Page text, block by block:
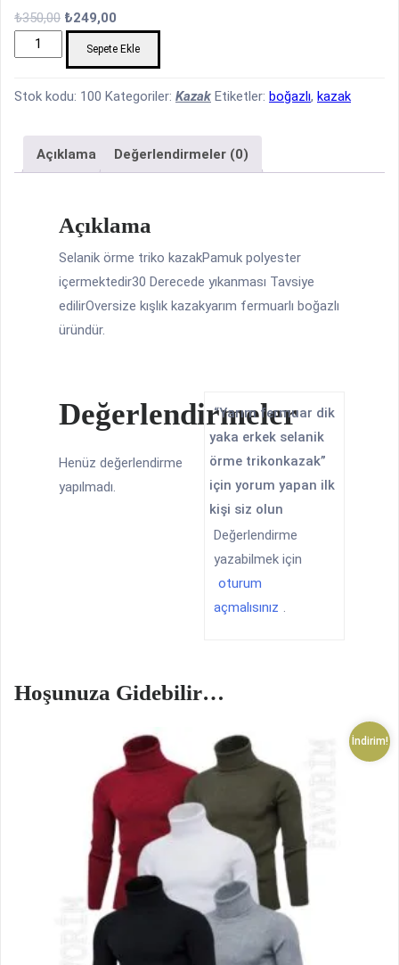
₺350,00 Orijinal
fiyat:
₺350,00.
₺249,00
andaki
fiyat:
₺249,00.
Yarım
dik
erkek
selanik
Sepete Ekle
Stok kodu: 100 Kategoriler: Kazak Etiketler: boğazlı, kazak
Açıklama Değerlendirmeler (0)
Açıklama
Selanik örme triko kazakPamuk polyester
içermektedir30 Derecede yıkanması Tavsiye
edilirOversize kışlık kazakyarım fermuarlı boğazlı
üründür.
Değerlendirmeler
Henüz değerlendirme
yapılmadı.
“Yarım fermuar dik
yaka erkek selanik
örme trikonkazak”
için yorum yapan ilk
kişi siz olun
Değerlendirme
yazabilmek için
oturum
açmalısınız
Hoşunuza Gidebilir…
İndirim!